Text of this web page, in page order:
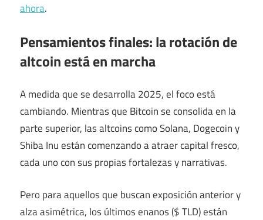
ahora.
Pensamientos finales: la rotación de
altcoin está en marcha
A medida que se desarrolla 2025, el foco está
cambiando. Mientras que Bitcoin se consolida en la
parte superior, las altcoins como Solana, Dogecoin y
Shiba Inu están comenzando a atraer capital fresco,
cada uno con sus propias fortalezas y narrativas.
Pero para aquellos que buscan exposición anterior y
alza asimétrica, los últimos enanos ($ TLD) están